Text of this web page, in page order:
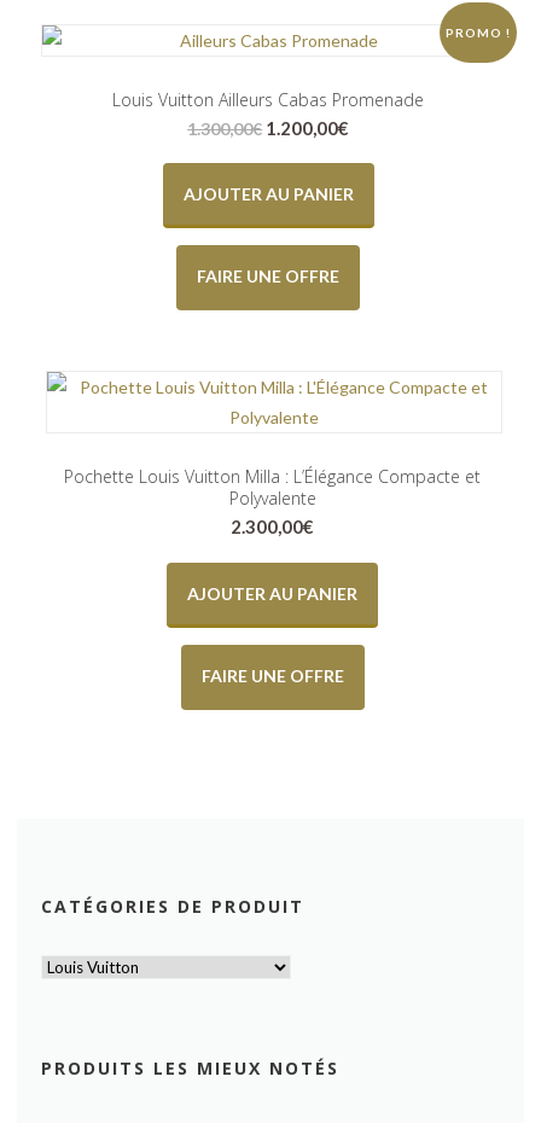
PROMO !
Louis Vuitton Ailleurs Cabas Promenade
1.300,00€ Le
initial
1.300,00€.
1.200,00€
actuel
1.200,00€.
AJOUTER AU PANIER
FAIRE UNE OFFRE
Pochette Louis Vuitton Milla : L’Élégance Compacte et
Polyvalente
2.300,00€
AJOUTER AU PANIER
FAIRE UNE OFFRE
CATÉGORIES DE PRODUIT
PRODUITS LES MIEUX NOTÉS